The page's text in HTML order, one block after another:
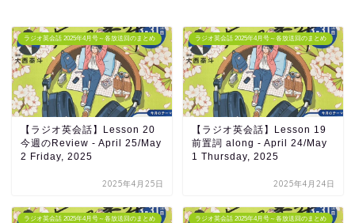
ラジオ英会話 2025年4月号～各放送回のまとめ
【ラジオ英会話】Lesson 20
今週のReview - April 25/May
2 Friday, 2025
2025年4月25日
ラジオ英会話 2025年4月号～各放送回のまとめ
【ラジオ英会話】Lesson 19
前置詞 along - April 24/May
1 Thursday, 2025
2025年4月24日
ラジオ英会話 2025年4月号～各放送回のまとめ ラジオ英会話 2025年4月号～各放送回のまとめ